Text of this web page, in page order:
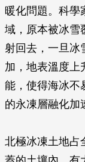
暖化問題。科學
域，原本被冰雪
射回去，一旦冰
加，地表溫度上
能，使得海冰不
的永凍層融化加
北極冰凍土地占